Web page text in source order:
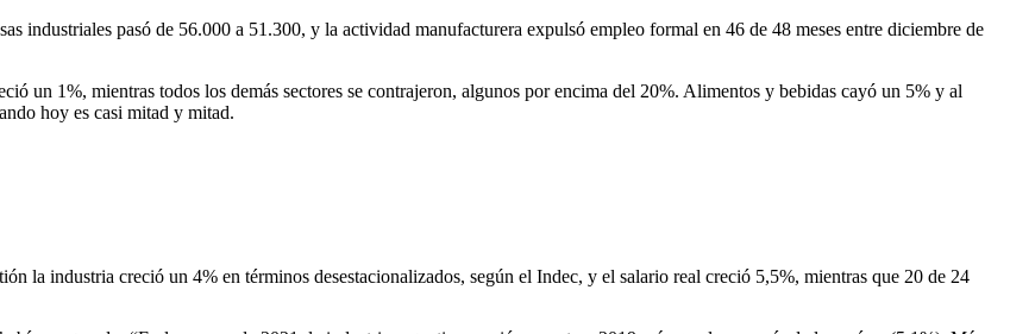
industriales pasó de 56.000 a 51.300, y la actividad manufacturera expulsó empleo formal en 46 de 48 meses entre diciembre de
un 1%, mientras todos los demás sectores se contrajeron, algunos por encima del 20%. Alimentos y bebidas cayó un 5% y al
hoy es casi mitad y mitad.
la industria creció un 4% en términos desestacionalizados, según el Indec, y el salario real creció 5,5%, mientras que 20 de 24